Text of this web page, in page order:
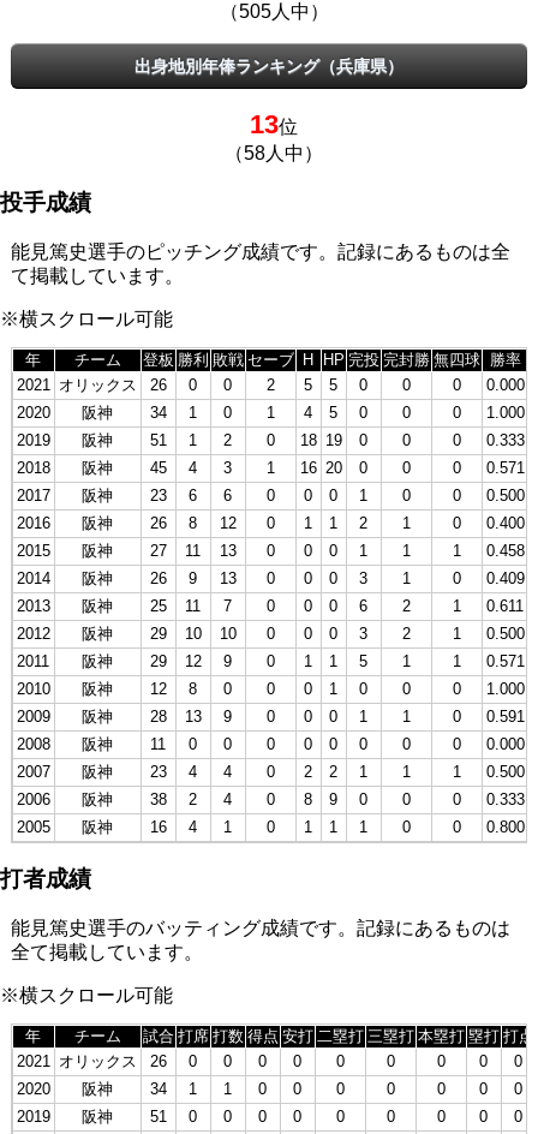
（505人中）
出身地別年俸ランキング（兵庫県）
13位
（58人中）
投手成績
能見篤史選手のピッチング成績です。記録にあるものは全
て掲載しています。
※横スクロール可能
年 チーム 登板 勝利 敗戦 セーブ H HP 完投 完封勝 無四球 勝率
2021
オリックス 26 0 0 2 5 5 0 0 0 0.000
2020
阪神 34 1 0 1 4 5 0 0 0 1.000
2019
阪神 51 1 2 0 18 19 0 0 0 0.333
2018
阪神 45 4 3 1 16 20 0 0 0 0.571
2017
阪神 23 6 6 0 0 0 1 0 0 0.500
2016
阪神 26 8 12 0 1 1 2 1 0 0.400
2015
阪神 27 11 13 0 0 0 1 1 1 0.458
2014
阪神 26 9 13 0 0 0 3 1 0 0.409
2013
阪神 25 11 7 0 0 0 6 2 1 0.611
2012
阪神 29 10 10 0 0 0 3 2 1 0.500
2011
阪神 29 12 9 0 1 1 5 1 1 0.571
2010
阪神 12 8 0 0 0 1 0 0 0 1.000
2009
阪神 28 13 9 0 0 0 1 1 0 0.591
2008
阪神 11 0 0 0 0 0 0 0 0 0.000
2007
阪神 23 4 4 0 2 2 1 1 1 0.500
2006
阪神 38 2 4 0 8 9 0 0 0 0.333
2005
阪神 16 4 1 0 1 1 1 0 0 0.800
打者成績
能見篤史選手のバッティング成績です。記録にあるものは
全て掲載しています。
※横スクロール可能
年 チーム 試合 打席 打数 得点 安打 二塁打 三塁打 本塁打 塁打 打点
2021 オリックス 26 0 0 0 0 0 0 0 0
0
2020
阪神 34 1 1 0 0 0 0 0 0
0
2019
阪神 51 0 0 0 0 0 0 0 0
0